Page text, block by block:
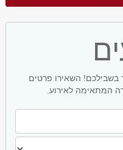
בשבילכם! השאירו פרטים
המתאימה לאירוע.